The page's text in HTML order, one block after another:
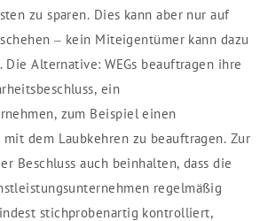
zu sparen. Dies kann aber nur auf
– kein Miteigentümer kann dazu
Alternative: WEGs beauftragen ihre
ein
zum Beispiel einen
mit dem Laubkehren zu beauftragen. Zur
Beschluss auch beinhalten, dass die
regelmäßig
stichprobenartig kontrolliert,